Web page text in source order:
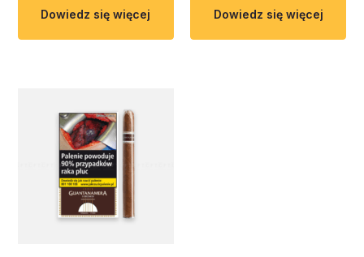
Dowiedz się więcej Dowiedz się więcej